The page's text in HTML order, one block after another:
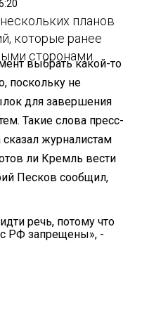
планов
которые ранее
сторонами.
выбрать какой-то
поскольку не
для завершения
Такие слова пресс-
сказал журналистам
ли Кремль вести
Песков сообщил,
речь, потому что
РФ запрещены», -